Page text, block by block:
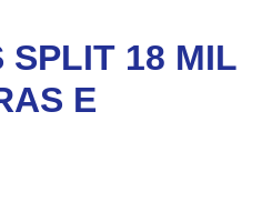
SPLIT 18 MIL
E